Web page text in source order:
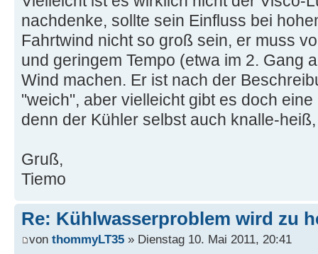
nachdenke, sollte sein Einfluss bei
Fahrtwind nicht so groß sein, er muss
und geringem Tempo (etwa im 2. Gang
Wind machen. Er ist nach der
"weich", aber vielleicht gibt es doch
denn der Kühler selbst auch knalle-
Gruß,
Tiemo
Re: Kühlwasserproblem wird zu
von thommyLT35 » Dienstag 10. Mai 2011, 20:41